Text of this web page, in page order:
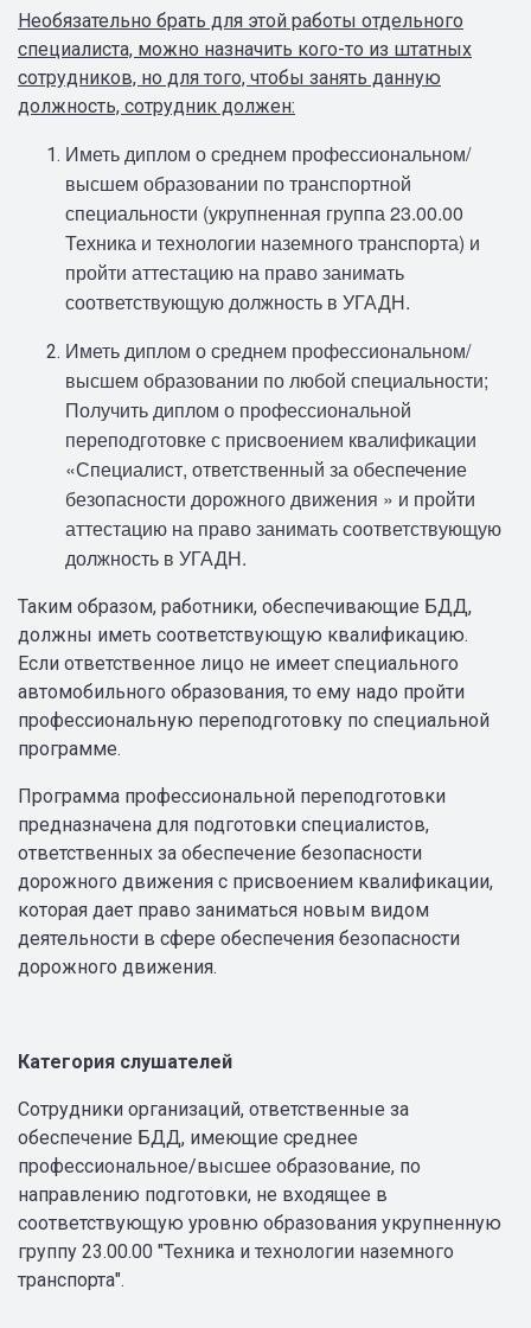
Необязательно брать для этой работы отдельного
специалиста, можно назначить кого-то из штатных
сотрудников, но для того, чтобы занять данную
должность, сотрудник должен:
Иметь диплом о среднем профессиональном/
высшем образовании по транспортной
специальности (укрупненная группа 23.00.00
Техника и технологии наземного транспорта) и
пройти аттестацию на право занимать
соответствующую должность в УГАДН.
Иметь диплом о среднем профессиональном/
высшем образовании по любой специальности;
Получить диплом о профессиональной
переподготовке с присвоением квалификации
«Специалист, ответственный за обеспечение
безопасности дорожного движения » и пройти
аттестацию на право занимать соответствующую
должность в УГАДН.
Таким образом, работники, обеспечивающие БДД,
должны иметь соответствующую квалификацию.
Если ответственное лицо не имеет специального
автомобильного образования, то ему надо пройти
профессиональную переподготовку по специальной
программе.
Программа профессиональной переподготовки
предназначена для подготовки специалистов,
ответственных за обеспечение безопасности
дорожного движения с присвоением квалификации,
которая дает право заниматься новым видом
деятельности в сфере обеспечения безопасности
дорожного движения.
Категория слушателей
Сотрудники организаций, ответственные за
обеспечение БДД, имеющие среднее
профессиональное/высшее образование, по
направлению подготовки, не входящее в
соответствующую уровню образования укрупненную
группу 23.00.00 "Техника и технологии наземного
транспорта".